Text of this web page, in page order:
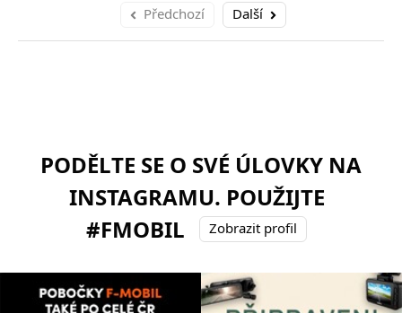
Předchozí Další
PODĚLTE SE O SVÉ ÚLOVKY NA
INSTAGRAMU. POUŽIJTE
#FMOBIL
Zobrazit profil